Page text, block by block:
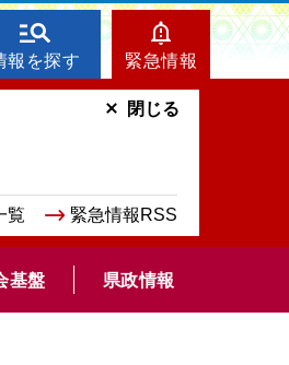
報を探す 緊急情報
覧 緊急情報RSS
閉じる
基盤 県政情報